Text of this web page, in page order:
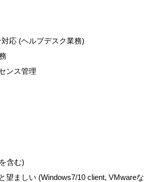
応 (ヘルプデスク業務)
ンス管理
含む)
望ましい (Windows7/10 client, VMwareな